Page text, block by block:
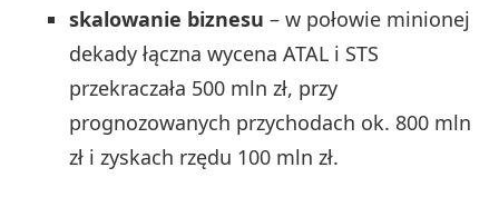
skalowanie biznesu – w połowie minionej
dekady łączna wycena ATAL i STS
przekraczała 500 mln zł, przy
prognozowanych przychodach ok. 800 mln
zł i zyskach rzędu 100 mln zł.